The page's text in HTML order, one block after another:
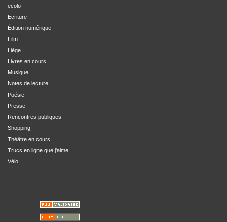
ecolo
Ecriture
Édition numérique
Film
Liège
Livres en cours
Musique
Notes de lecture
Poésie
Presse
Rencontres publiques
Shopping
Théâtre en cours
Trucs en ligne que j'aime
Vélo